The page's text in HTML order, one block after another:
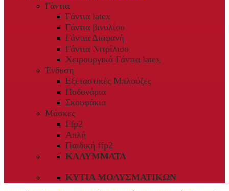
Γάντια
Γάντια latex
Γάντια βινυλίου
Γάντια Διαφανή
Γάντια Νιτρίλιου
Χειρουργικά Γάντια latex
Ένδυση
Εξεταστικές Μπλούζες
Ποδονάρια
Σκουφάκια
Μάσκες
Ffp2
Απλή
Παιδική ffp2
ΚΑΛΎΜΜΑΤΑ
ΚΥΤΊΑ ΜΟΛΥΣΜΑΤΙΚΏΝ